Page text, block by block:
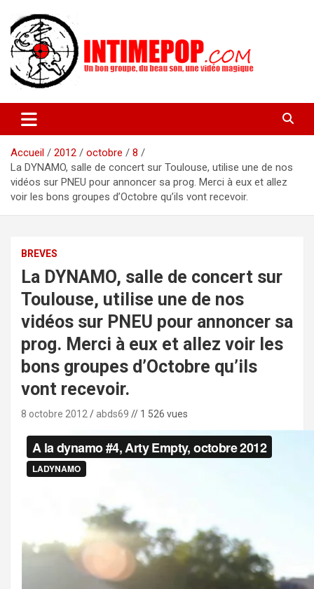
contenu
intimepop.com
actuelles pop rock, post-rock, indé sur Lyon. rock pop concert
lyon
Accueil
2012 octobre
8
La DYNAMO, salle de concert sur Toulouse, utilise une de nos
vidéos sur PNEU pour annoncer sa prog. Merci à eux et allez
voir les bons groupes d’Octobre qu’ils vont recevoir.
BREVES
La DYNAMO, salle de concert sur
Toulouse, utilise une de nos
vidéos sur PNEU pour annoncer sa
prog. Merci à eux et allez voir les
bons groupes d’Octobre qu’ils
vont recevoir.
8 octobre 2012 abds69 // 1 526 vues